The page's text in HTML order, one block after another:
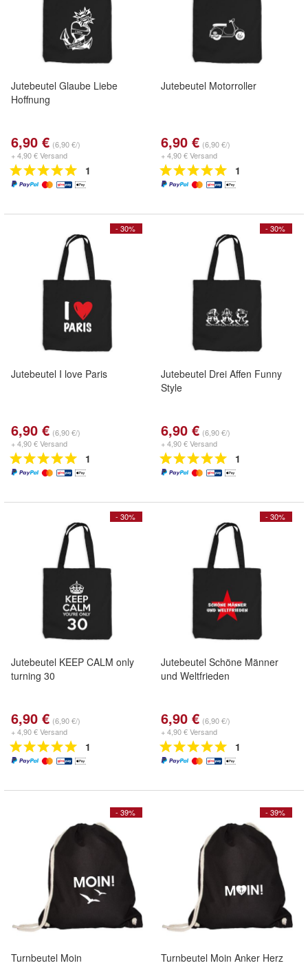
Jutebeutel Glaube Liebe
Hoffnung
6,90 € (6,90 €/)
+ 4,90 € Versand
1
Jutebeutel Motorroller
6,90 € (6,90 €/)
+ 4,90 € Versand
1
- 30%
Jutebeutel I love Paris
6,90 € (6,90 €/)
+ 4,90 € Versand
1
- 30%
Jutebeutel Drei Affen Funny
Style
6,90 € (6,90 €/)
+ 4,90 € Versand
1
- 30%
Jutebeutel KEEP CALM only
turning 30
6,90 € (6,90 €/)
+ 4,90 € Versand
1
- 30%
Jutebeutel Schöne Männer
und Weltfrieden
6,90 € (6,90 €/)
+ 4,90 € Versand
1
- 39%
Turnbeutel Moin
- 39%
Turnbeutel Moin Anker Herz